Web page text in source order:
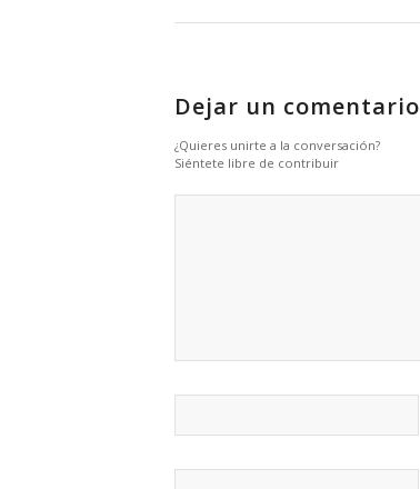
Dejar un comentario
¿Quieres unirte a la conversación?
Siéntete libre de contribuir